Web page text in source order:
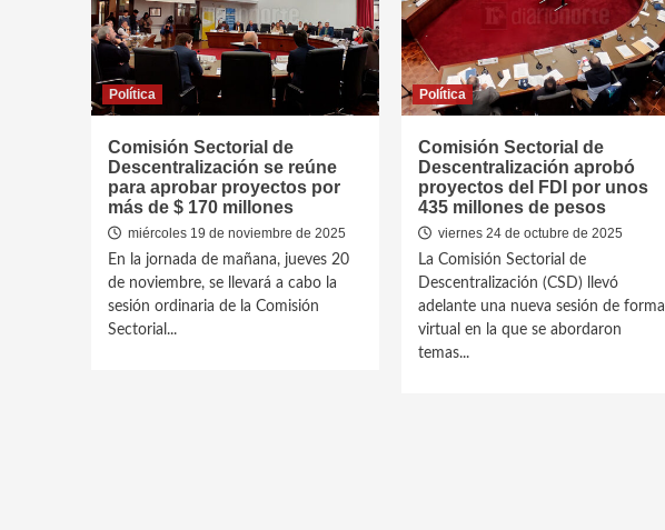
Política
Comisión Sectorial de
Descentralización se reúne
para aprobar proyectos por
más de $ 170 millones
miércoles 19 de noviembre de 2025
En la jornada de mañana, jueves 20
de noviembre, se llevará a cabo la
sesión ordinaria de la Comisión
Sectorial...
Política
Comisión Sectorial de
Descentralización aprobó
proyectos del FDI por unos
435 millones de pesos
viernes 24 de octubre de 2025
La Comisión Sectorial de
Descentralización (CSD) llevó
adelante una nueva sesión de forma
virtual en la que se abordaron
temas...